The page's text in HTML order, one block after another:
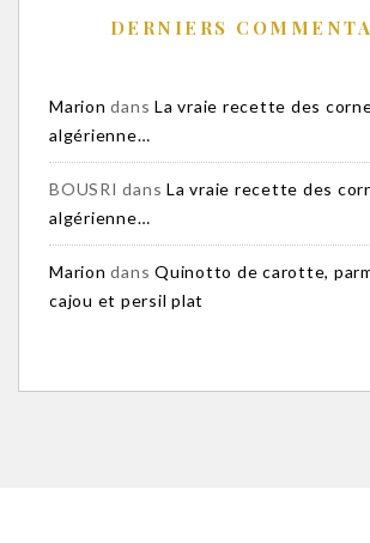
DERNIERS
Marion dans La vraie recette des
algérienne…
BOUSRI dans La vraie recette des
algérienne…
Marion dans Quinotto de carotte,
cajou et persil plat